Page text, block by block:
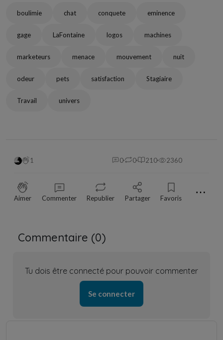
boulimie chat conquete eminence
gage LaFontaine logos machines
marketeurs menace mouvement nuit
odeur pets satisfaction Stagiaire
Travail univers
1 0 0 210 2360
Aimer Commenter Republier Partager Favoris ⋯
Commentaire (0)
Tu dois être connecté pour pouvoir commenter
Se connecter